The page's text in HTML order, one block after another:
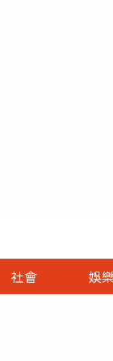
社會 娛樂
財經首頁
熱線
政